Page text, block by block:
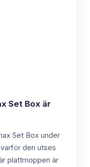
Set Box är
Set Box under
den utses
plattmoppen är